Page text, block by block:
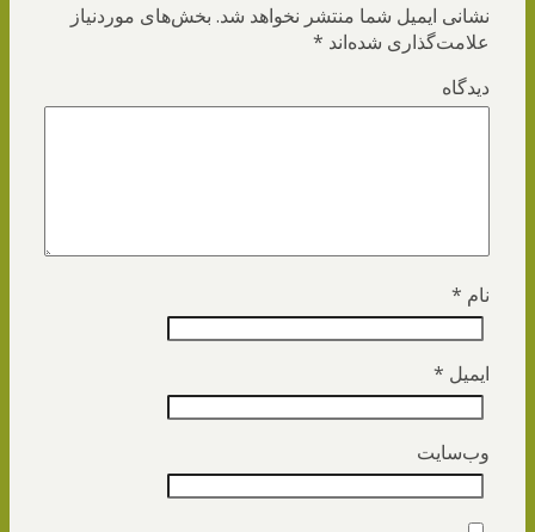
نشانی ایمیل شما منتشر نخواهد شد. بخش‌های موردنیاز
علامت‌گذاری شده‌اند *
دیدگاه
نام *
ایمیل *
وب‌سایت